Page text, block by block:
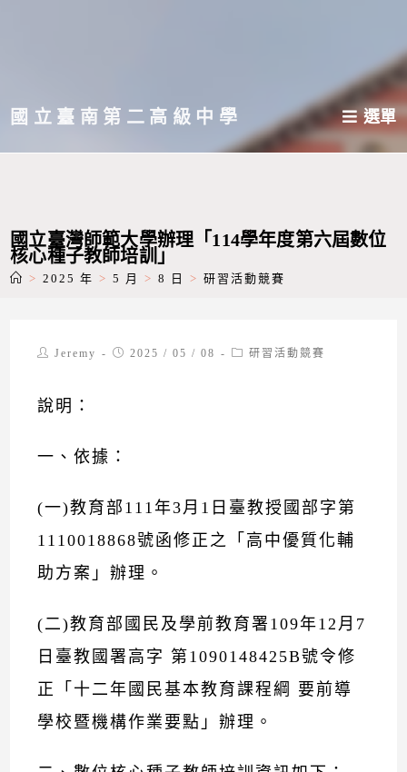
主國立臺南第二高級中學 選單
國立臺灣師範大學辦理「114學年度第六屆數位
核心種子教師培訓」
> 2025 年 > 5 月 > 8 日 > 研習活動競賽
PostJeremy
Post2025 / 05 / 08
Post研習活動競賽
說明：
一、依據：
(一)教育部111年3月1日臺教授國部字第
1110018868號函修正之「高中優質化輔
助方案」辦理。
(二)教育部國民及學前教育署109年12月7
日臺教國署高字 第1090148425B號令修
正「十二年國民基本教育課程綱 要前導
學校暨機構作業要點」辦理。